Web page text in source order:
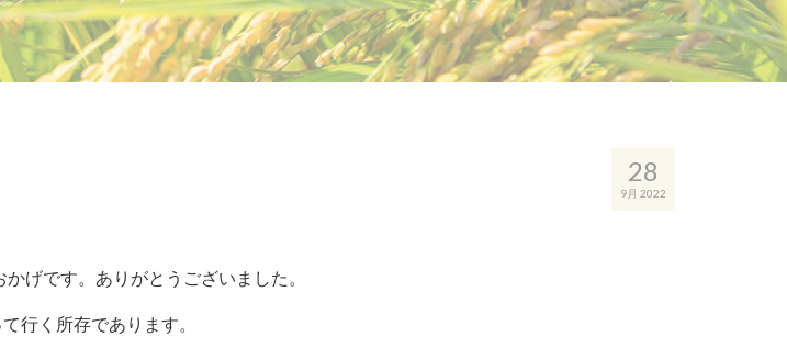
28
9月 2022
げです。ありがとうございました。
行く所存であります。